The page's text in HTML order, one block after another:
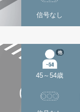
信号なし
45～54歳
他